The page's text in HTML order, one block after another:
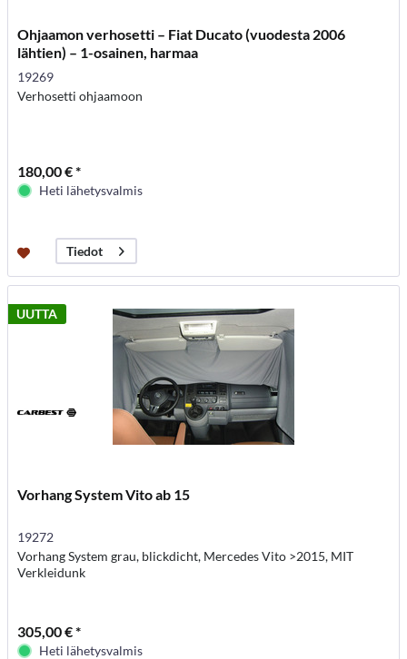
Ohjaamon verhosetti – Fiat Ducato (vuodesta 2006
lähtien) – 1-osainen, harmaa
19269
Verhosetti ohjaamoon
180,00 € *
Heti lähetysvalmis
Tiedot
UUTTA
Vorhang System Vito ab 15
19272
Vorhang System grau, blickdicht, Mercedes Vito >2015, MIT
Verkleidunk
305,00 € *
Heti lähetysvalmis